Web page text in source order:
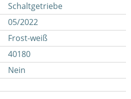
Schaltgetriebe
05/2022
Frost-weiß
40180
Nein